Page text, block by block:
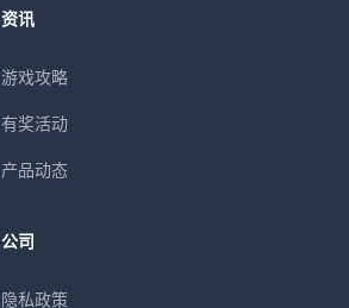
资讯
游戏攻略
有奖活动
产品动态
公司
隐私政策